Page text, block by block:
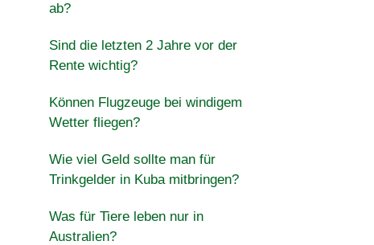
ab?
Sind die letzten 2 Jahre vor der
Rente wichtig?
Können Flugzeuge bei windigem
Wetter fliegen?
Wie viel Geld sollte man für
Trinkgelder in Kuba mitbringen?
Was für Tiere leben nur in
Australien?